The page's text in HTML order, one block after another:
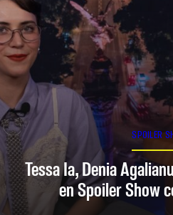
SPOILER
Tessa Ia, Denia
en Spoiler Show